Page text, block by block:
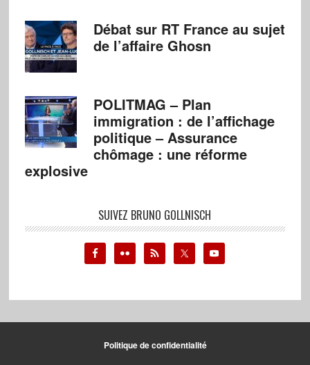
Débat sur RT France au sujet
de l’affaire Ghosn
POLITMAG – Plan
immigration : de l’affichage
politique – Assurance
chômage : une réforme
explosive
SUIVEZ BRUNO GOLLNISCH
Politique de confidentialité